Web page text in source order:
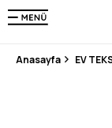
250.000'DEN FAZLA
3
Anasayfa EV